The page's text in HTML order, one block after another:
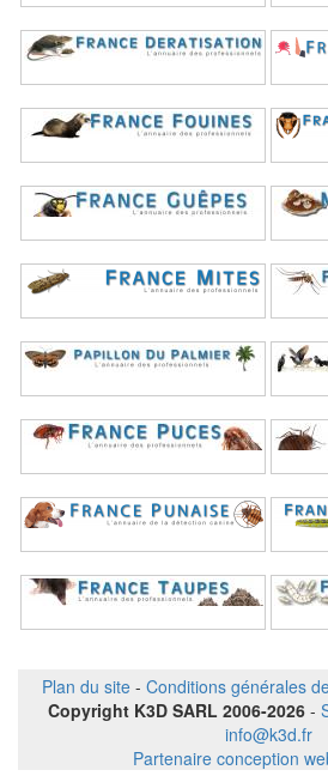
Plan du site - Conditions générales
Copyright K3D SARL 2006-2026 -
info@k3d.fr
Partenaire conception